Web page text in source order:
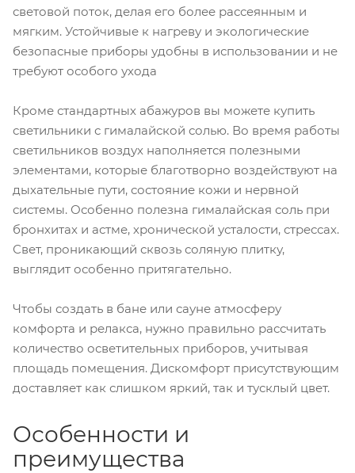
световой поток, делая его более рассеянным и
мягким. Устойчивые к нагреву и экологические
безопасные приборы удобны в использовании и не
требуют особого ухода
Кроме стандартных абажуров вы можете купить
светильники с гималайской солью. Во время работы
светильников воздух наполняется полезными
элементами, которые благотворно воздействуют на
дыхательные пути, состояние кожи и нервной
системы. Особенно полезна гималайская соль при
бронхитах и астме, хронической усталости, стрессах.
Свет, проникающий сквозь соляную плитку,
выглядит особенно притягательно.
Чтобы создать в бане или сауне атмосферу
комфорта и релакса, нужно правильно рассчитать
количество осветительных приборов, учитывая
площадь помещения. Дискомфорт присутствующим
доставляет как слишком яркий, так и тусклый цвет.
Особенности и
преимущества